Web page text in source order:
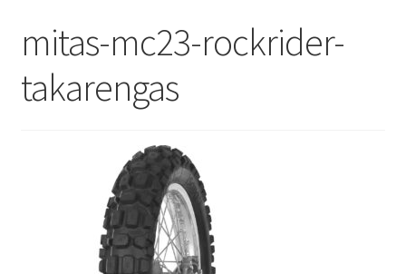
ABC
Reifentest
mitas-mc23-rockrider-
takarengas